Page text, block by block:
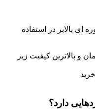
ای بالابر در استفاده
و بالاترین کیفیت زیر
دارد؟